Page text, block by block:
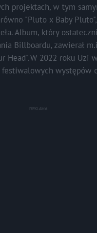
projektach, w tym
"Pluto x Baby
Album, który
Billboardu, zawierał
Head". W 2022 roku Uzi
występów